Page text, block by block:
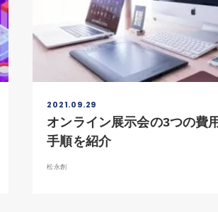
2021.09.29
オンライン展示会の3つの費
手順を紹介
松永創